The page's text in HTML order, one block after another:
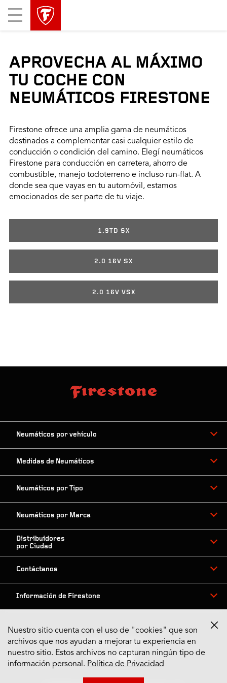
Mobile
Menu
APROVECHA AL MÁXIMO
TU COCHE CON
NEUMÁTICOS FIRESTONE
Firestone ofrece una amplia gama de neumáticos
destinados a complementar casi cualquier estilo de
conducción o condición del camino. Elegí neumáticos
Firestone para conducción en carretera, ahorro de
combustible, manejo todoterreno e incluso run-flat. A
donde sea que vayas en tu automóvil, estamos
emocionados de ser parte de tu viaje.
1.9TD SX
2.0 16V SX
2.0 16V VSX
Neumáticos por vehículo
Medidas de Neumáticos
Neumáticos por Tipo
Neumáticos por Marca
Distribuidores
por Ciudad
Contáctanos
Información de Firestone
Síguenos en Redes
Nuestro sitio cuenta con el uso de "cookies" que son
archivos que nos ayudan a mejorar tu experiencia en
nuestro sitio. Estos archivos no capturan ningún tipo de
información personal. Política de Privacidad